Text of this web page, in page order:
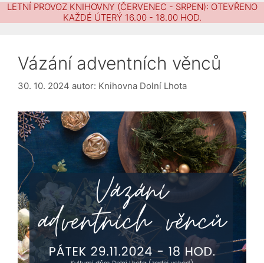
LETNÍ PROVOZ KNIHOVNY (ČERVENEC - SRPEN): OTEVŘENO
KAŽDÉ ÚTERÝ 16.00 - 18.00 HOD.
Vázání adventních věnců
30. 10. 2024 autor: Knihovna Dolní Lhota